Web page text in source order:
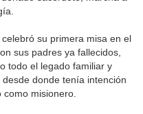
su primera misa en el
sus padres ya fallecidos,
todo el legado familiar y
donde tenía intención
misionero.